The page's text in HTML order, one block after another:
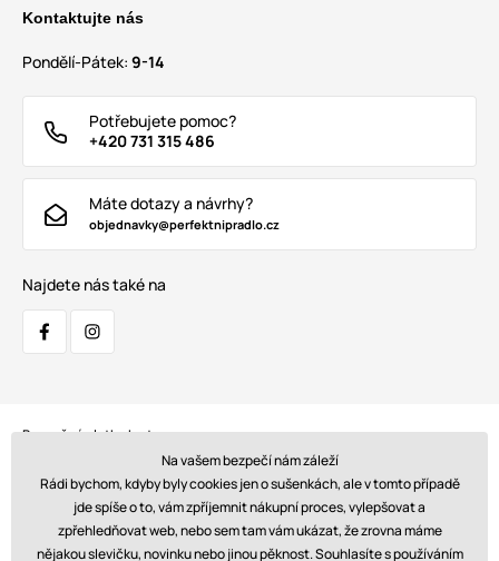
Kontaktujte nás
Pondělí-Pátek: 9-14
Potřebujete pomoc?
+420 731 315 486
Máte dotazy a návrhy?
objednavky@perfektnipradlo.cz
Najdete nás také na
Bezpečná platba kartou:
Doprava:
Na vašem bezpečí nám záleží
Rádi bychom, kdyby byly cookies jen o sušenkách, ale v tomto případě
jde spíše o to, vám zpříjemnit nákupní proces, vylepšovat a
zpřehledňovat web, nebo sem tam vám ukázat, že zrovna máme
nějakou slevičku, novinku nebo jinou pěknost. Souhlasíte s používáním